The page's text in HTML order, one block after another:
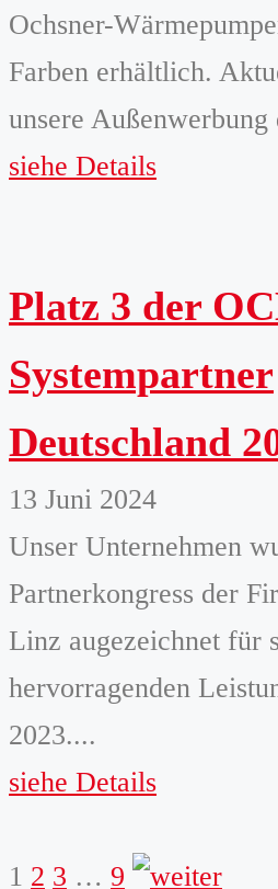
Ochsner-
Farben erhältlich.
unsere Außenwerbung
siehe Details
Platz 3 der
Systempartner
Deutschland
13 Juni 2024
Unser Unternehmen
Partnerkongress der
Linz augezeichnet für
hervorragenden
2023....
siehe Details
1 2 3 … 9 weiter